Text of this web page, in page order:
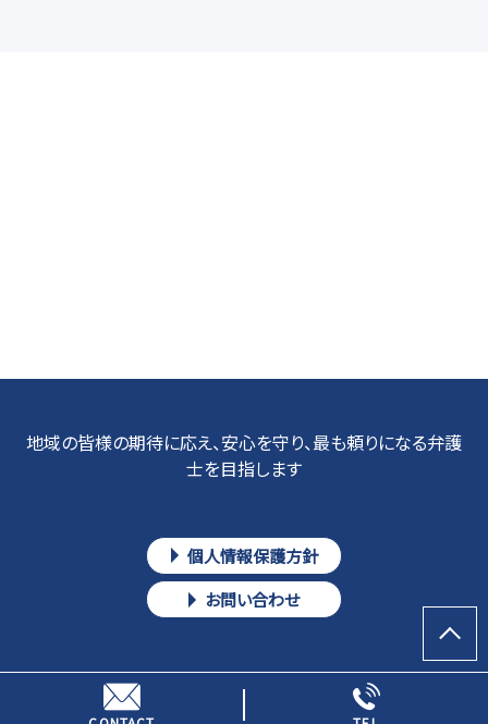
地域の皆様の期待に応え、安心を守り、最も頼りになる弁護
士を目指します
個人情報保護方針
お問い合わせ
Copyright © 弁護士吉田要介(ときわ綜合法律事務所)